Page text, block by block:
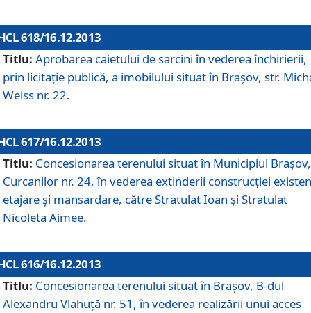
618/16.12.2013
Titlu: Aprobarea caietului de sarcini în vederea închirierii,
prin licitaţie publică, a imobilului situat în Braşov, str.
Weiss nr. 22.
617/16.12.2013
Titlu: Concesionarea terenului situat în Municipiul
Curcanilor nr. 24, în vederea extinderii construcţiei
etajare şi mansardare, către Stratulat Ioan şi Stratulat
Nicoleta Aimee.
616/16.12.2013
Titlu: Concesionarea terenului situat în Braşov, B-dul
Alexandru Vlahuţă nr. 51, în vederea realizării unui acces